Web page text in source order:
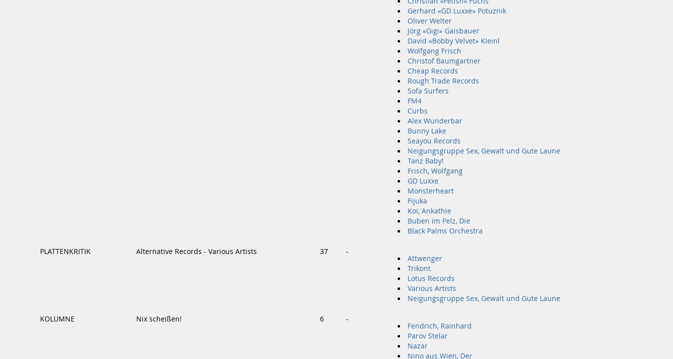
Gerhard «GD Luxxe» Potuznik
Oliver Welter
Jörg «Gigi» Gaisbauer
David «Bobby Velvet» Kleinl
Wolfgang Frisch
Christof Baumgartner
Cheap Records
Rough Trade Records
Sofa Surfers
FM4
Curbs
Alex Wunderbar
Bunny Lake
Seayou Records
Neigungsgruppe Sex, Gewalt und Gute Laune
Tanz Baby!
Frisch, Wolfgang
GD Luxxe
Monsterheart
Fijuka
Koi, Ankathie
Buben im Pelz, Die
Black Palms Orchestra
PLATTENKRITIK Alternative Records - Various Artists 37 -
Attwenger
Trikont
Lotus Records
Various Artists
Neigungsgruppe Sex, Gewalt und Gute Laune
KOLUMNE Nix scheißen! 6 -
Fendrich, Rainhard
Parov Stelar
Nazar
Nino aus Wien, Der